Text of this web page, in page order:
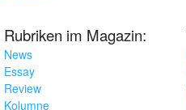
Rubriken im Magazin:
News
Essay
Review
Kolumne